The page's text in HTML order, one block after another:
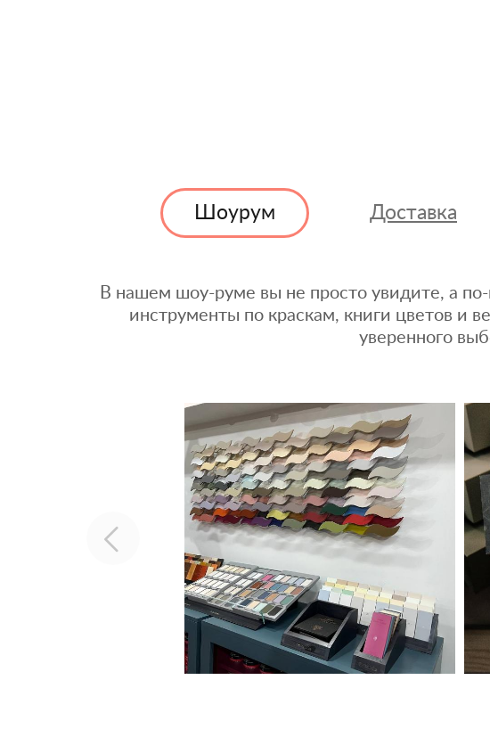
Шоурум Доставка
В нашем шоу-руме вы не просто увидите, а
инструменты по краскам, книги цветов и
уверенного